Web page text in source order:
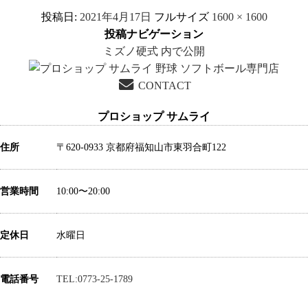
投稿日: 2021年4月17日 フルサイズ 1600 × 1600
投稿ナビゲーション
ミズノ硬式 内で公開
CONTACT
プロショップ サムライ
住所 〒620-0933 京都府福知山市東羽合町122
営業時間 10:00〜20:00
定休日 水曜日
電話番号 TEL:0773-25-1789